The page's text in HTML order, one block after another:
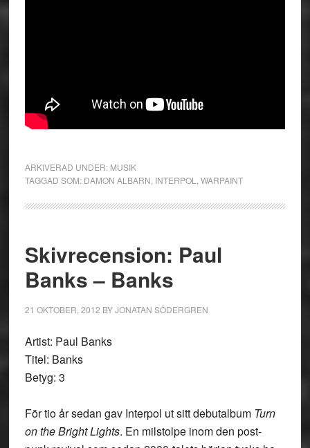
ARKIVERAD UNDER: MUSIK
TAGGAD SOM: DAMON ALBARN INTERPOL WARPAINT
Skivrecension: Paul
Banks – Banks
21 OKTOBER, 2012 BYJONATAN SÖDERGREN
Artist: Paul Banks
Titel: Banks
Betyg: 3
För tio år sedan gav Interpol ut sitt debutalbum Turn
on the Bright Lights. En milstolpe inom den post-